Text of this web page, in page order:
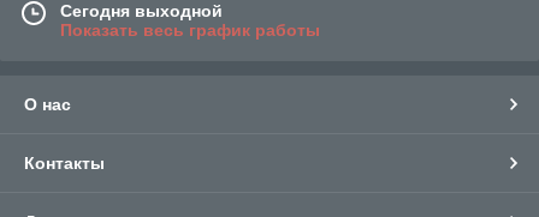
Сегодня выходной
Показать весь график работы
О нас
Контакты